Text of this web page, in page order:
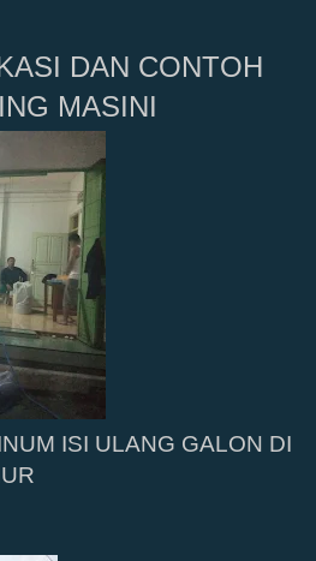
DAN CONTOH
MASINI
ISI ULANG GALON DI